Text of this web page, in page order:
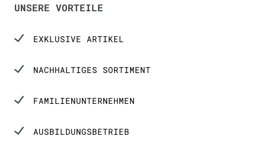
UNSERE VORTEILE
EXKLUSIVE ARTIKEL
NACHHALTIGES SORTIMENT
FAMILIENUNTERNEHMEN
AUSBILDUNGSBETRIEB